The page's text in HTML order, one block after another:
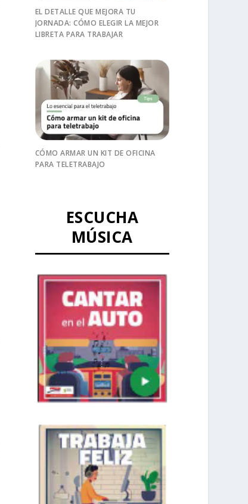
EL DETALLE QUE MEJORA TU
JORNADA: CÓMO ELEGIR LA MEJOR
LIBRETA PARA TRABAJAR
CÓMO ARMAR UN KIT DE OFICINA
PARA TELETRABAJO
ESCUCHA
MÚSICA